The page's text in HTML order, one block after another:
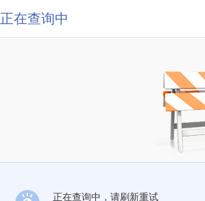
正在查询中
正在查询中，请刷新重试